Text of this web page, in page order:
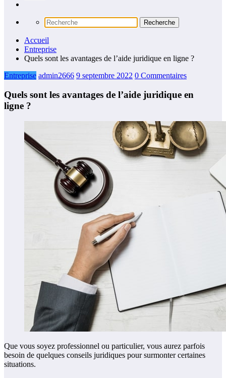
Accueil
Entreprise
Quels sont les avantages de l’aide juridique en ligne ?
Entreprise admin2666 9 septembre 2022 0 Commentaires
Quels sont les avantages de l’aide juridique en
ligne ?
Que vous soyez professionnel ou particulier, vous aurez parfois
besoin de quelques conseils juridiques pour surmonter certaines
situations.